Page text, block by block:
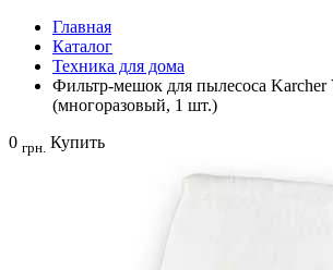
Главная
Каталог
Техника для дома
Фильтр-мешок для пылесоса Karcher
(многоразовый, 1 шт.)
0 грн. Купить